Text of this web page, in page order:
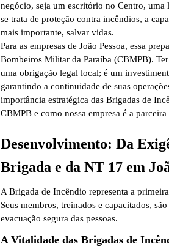
negócio, seja um escritório no Centro,
se trata de proteção contra incêndios, a
mais importante, salvar vidas.
Para as empresas de João Pessoa, essa
Bombeiros Militar da Paraíba (CBMPB).
uma obrigação legal local; é um
garantindo a continuidade de suas
importância estratégica das Brigadas de
CBMPB e como nossa empresa é a
Desenvolvimento: Da
Brigada e da NT 17 em
A Brigada de Incêndio representa a
Seus membros, treinados e capacitados,
evacuação segura das pessoas.
A Vitalidade das Brigadas de